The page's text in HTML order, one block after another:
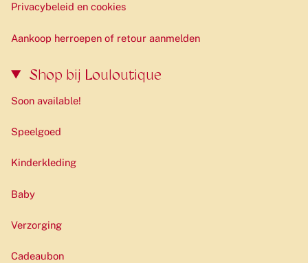
Privacybeleid en cookies
Aankoop herroepen of retour aanmelden
Shop bij Louloutique
Soon available!
Speelgoed
Kinderkleding
Baby
Verzorging
Cadeaubon